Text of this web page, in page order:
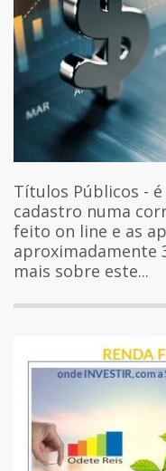
Títulos Públicos -
cadastro numa
feito on line e as
aproximadamente
mais sobre este...